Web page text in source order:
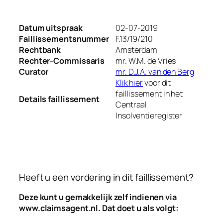
Datum uitspraak
02-07-2019
Faillissementsnummer
F.13/19/210
Rechtbank
Amsterdam
Rechter-Commissaris
mr. W.M. de Vries
Curator
mr. D.J.A. van den Berg
Details faillissement
Klik hiervoor dit
faillissement in het
Centraal
Insolventieregister
Heeft u een vordering in dit faillissement?
Deze kunt u gemakkelijk zelf indienen via
www.claimsagent.nl. Dat doet u als volgt: